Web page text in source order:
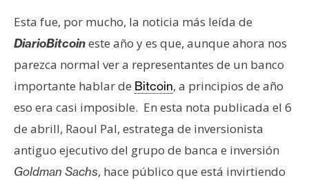
E
h
e
r
e
m
Esta fue, por mucho, la noticia más leída de
DiarioBitcoineste año y es que, aunque ahora nos
parezca normal ver a representantes de un banco
importante hablar de Bitcoin, a principios de año
eso era casi imposible. En esta nota publicada el 6
de abrill, Raoul Pal, estratega de inversionista
antiguo ejecutivo del grupo de banca e inversión
Goldman Sachs, hace público que está invirtiendo